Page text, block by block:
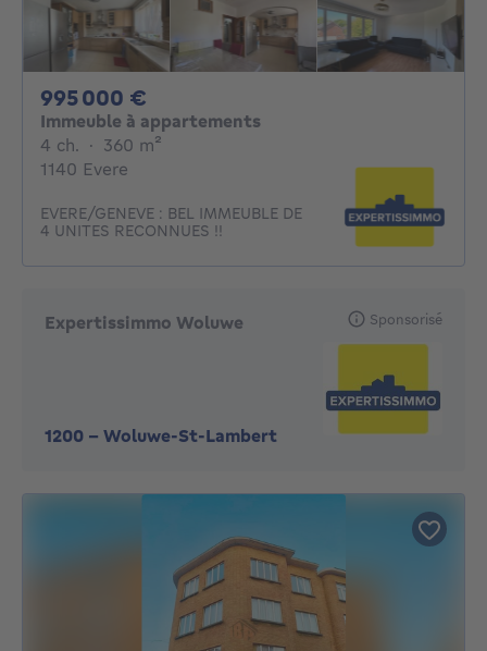
995 000 €
Immeuble à appartements
4 ch. 4 chambres
· 360 m²
1140 Evere
EVERE/GENEVE : BEL IMMEUBLE DE
4 UNITES RECONNUES !!
Expertissimmo Woluwe
1200 - Woluwe-St-Lambert
Sponsorisé